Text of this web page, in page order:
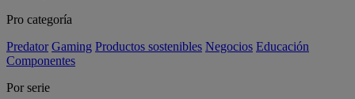
Pro categoría
Predator Gaming Productos sostenibles Negocios Educación
Componentes
Por serie